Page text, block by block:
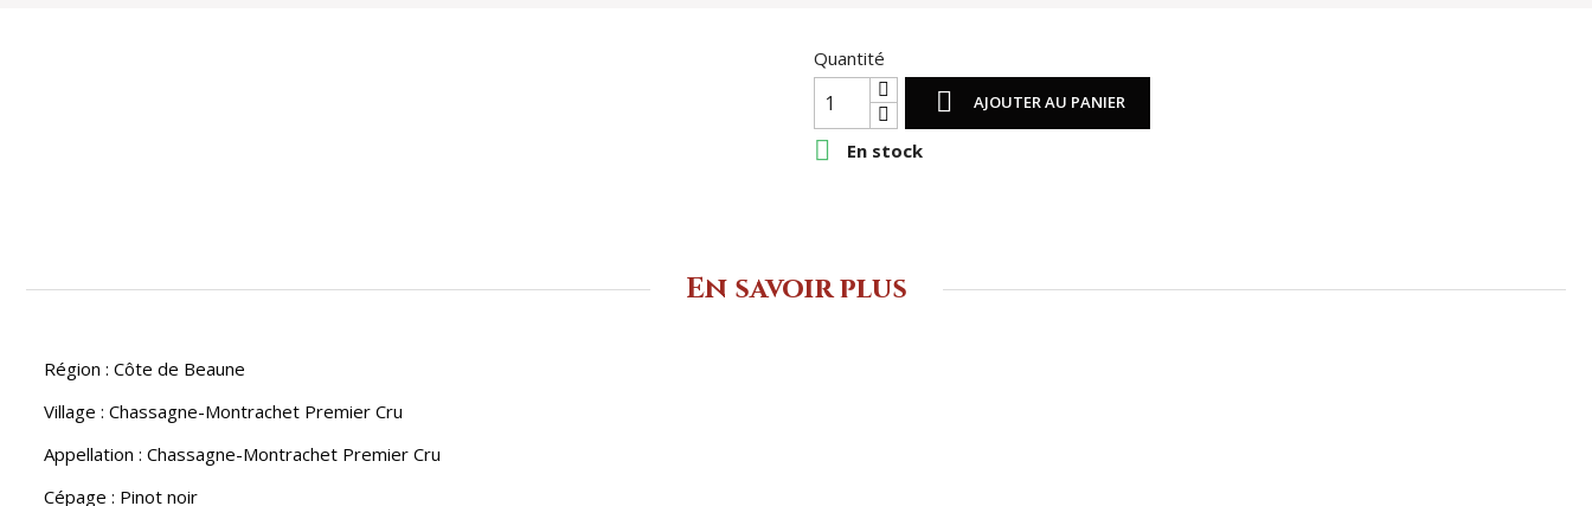
Quantité
 AJOUTER AU PANIER
 En stock
En savoir plus
Région : Côte de Beaune
Village : Chassagne-Montrachet Premier Cru
Appellation : Chassagne-Montrachet Premier Cru
Cépage : Pinot noir